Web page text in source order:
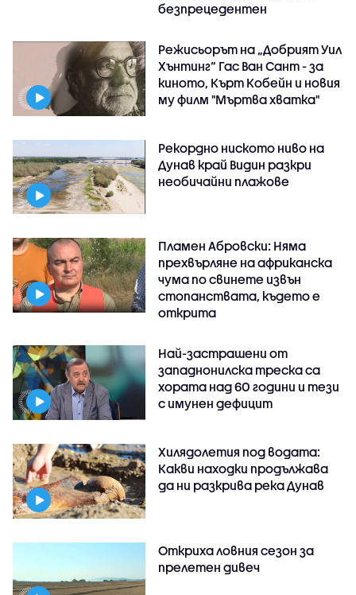
безпрецедентен
Режисьорът на „Добрият Уил
Хънтинг“ Гас Ван Сант - за
киното, Кърт Кобейн и новия
му филм "Мъртва хватка"
Рекордно ниското ниво на
Дунав край Видин разкри
необичайни плажове
Пламен Абровски: Няма
прехвърляне на африканска
чума по свинете извън
стопанствата, където е
открита
Най-застрашени от
западнонилска треска са
хората над 60 години и тези
с имунен дефицит
Хилядолетия под водата:
Какви находки продължава
да ни разкрива река Дунав
Откриха ловния сезон за
прелетен дивеч